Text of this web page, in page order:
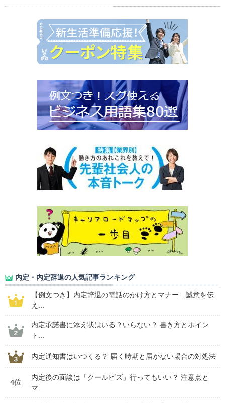
内定・内定辞退の人気記事ランキング
【例文つき】内定辞退の電話のかけ方とマナー…誠意を伝
え...
内定承諾書に添え状はいる？いらない？ 書き方とポイン
ト...
内定通知書はいつくる？ 届く時期と届かない場合の対処法
4位
内定後の面談は「クールビズ」行ってもいい？ 注意点と
マ...